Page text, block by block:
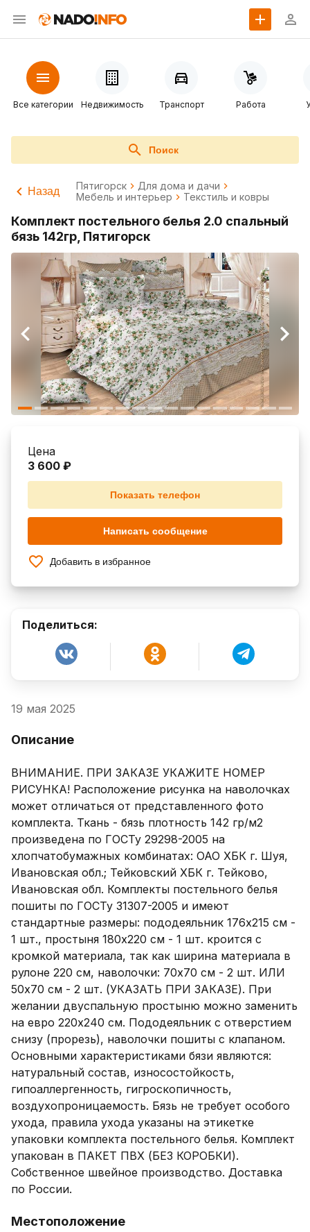
Все категории Недвижимость Транспорт Работа
Поиск
Назад Пятигорск
Для дома и дачи
Мебель и интерьер
Текстиль и ковры
Комплект постельного белья 2.0 спальный
бязь 142гр, Пятигорск
Цена
3 600 ₽
Показать телефон
Написать сообщение
Добавить в избранное
Поделиться:
19 мая 2025
Описание
ВНИМАНИЕ. ПРИ ЗАКАЗЕ УКАЖИТЕ НОМЕР
РИСУНКА! Расположение рисунка на наволочках
может отличаться от представленного фото
комплекта. Ткань - бязь плотность 142 гр/м2
произведена по ГОСТу 29298-2005 на
хлопчатобумажных комбинатах: ОАО ХБК г. Шуя,
Ивановская обл.; Тейковский ХБК г. Тейково,
Ивановская обл. Комплекты постельного белья
пошиты по ГОСТу 31307-2005 и имеют
стандартные размеры: пододеяльник 176х215 см -
1 шт., простыня 180х220 см - 1 шт. кроится с
кромкой материала, так как ширина материала в
рулоне 220 см, наволочки: 70х70 см - 2 шт. ИЛИ
50х70 см - 2 шт. (УКАЗАТЬ ПРИ ЗАКАЗЕ). При
желании двуспальную простыню можно заменить
на евро 220х240 см. Пододеяльник с отверстием
снизу (прорезь), наволочки пошиты с клапаном.
Основными характеристиками бязи являются:
натуральный состав, износостойкость,
гипоаллергенность, гигроскопичность,
воздухопроницаемость. Бязь не требует особого
ухода, правила ухода указаны на этикетке
упаковки комплекта постельного белья. Комплект
упакован в ПАКЕТ ПВХ (БЕЗ КОРОБКИ).
Собственное швейное производство. Доставка
по России.
Местоположение